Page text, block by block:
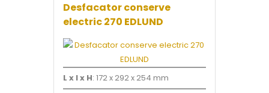
Desfacator conserve
electric 270 EDLUND
L x l x H: 172 x 292 x 254 mm